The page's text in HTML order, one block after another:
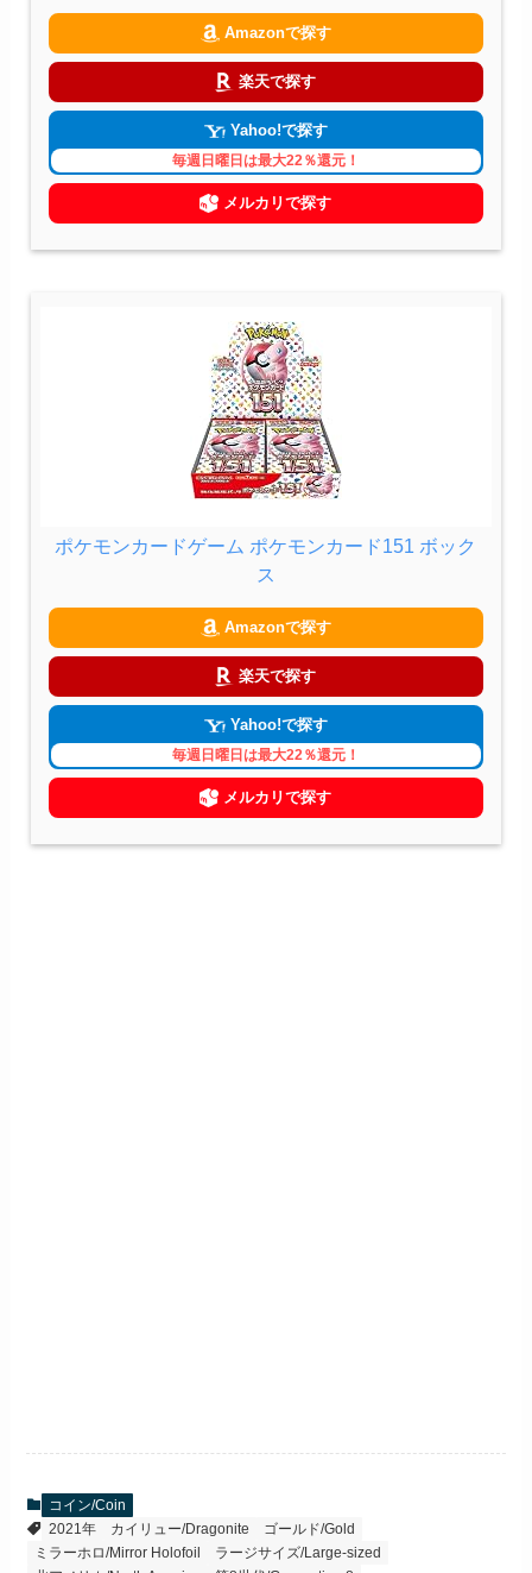
Amazonで探す
楽天で探す
Yahoo!で探す
毎週日曜日は最大22％還元！
メルカリで探す
ポケモンカードゲーム ポケモンカード151 ボック
ス
Amazonで探す
楽天で探す
Yahoo!で探す
毎週日曜日は最大22％還元！
メルカリで探す
コイン/Coin
2021年
カイリュー/Dragonite
ゴールド/Gold
ミラーホロ/Mirror Holofoil
ラージサイズ/Large-sized